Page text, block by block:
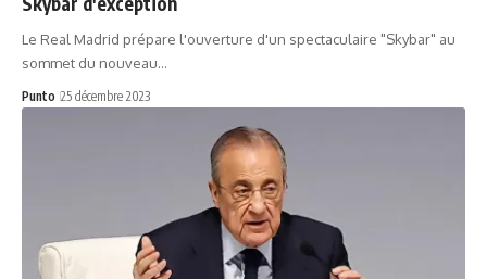
Le Real Madrid prépare l'ouverture d'un spectaculaire "Skybar" au
sommet du nouveau…
Punto 25 décembre 2023